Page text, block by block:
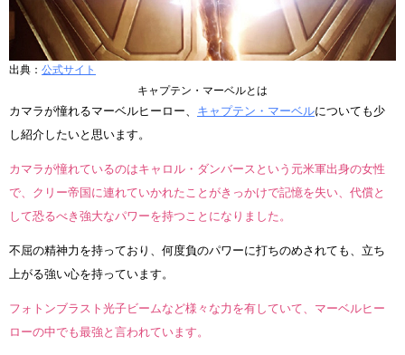
出典： 公式サイト
キャプテン・マーベルとは
カマラが憧れるマーベルヒーロー、 キャプテン・マーベルについても少
し紹介したいと思います。
カマラが憧れているのはキャロル・ダンバースという元米軍出身の女性
で、クリー帝国に連れていかれたことがきっかけで記憶を失い、代償と
して恐るべき強大なパワーを持つことになりました。
不屈の精神力を持っており、何度負のパワーに打ちのめされても、立ち
上がる強い心を持っています。
フォトンブラスト光子ビームなど様々な力を有していて、マーベルヒー
ローの中でも最強と言われています。